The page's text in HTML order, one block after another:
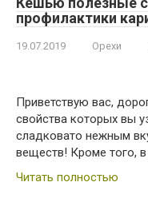
профилактики
19.07.2019 Орехи
Приветствую вас,
свойства которых вы
сладковато нежным
веществ! Кроме того,
Читать полностью